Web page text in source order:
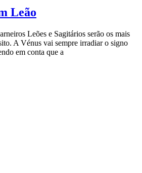
Leão
Leões e Sagitários serão os mais
A Vénus vai sempre irradiar o signo
em conta que a